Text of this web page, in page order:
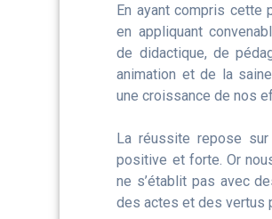
En ayant compris cette
en appliquant
de didactique, de
animation et de la
une croissance de nos
La réussite repose sur
positive et forte. Or
ne s’établit pas avec
des actes et des vertus